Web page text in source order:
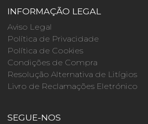
INFORMAÇÃO LEGAL
Aviso Legal
Política de Privacidade
Política de Cookies
Condições de Compra
Resolução Alternativa de Litígios
Livro de Reclamações Eletrónico
SEGUE-NOS